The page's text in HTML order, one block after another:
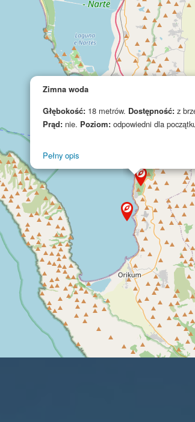
Zimna woda
Głębokość: 18 metrów. Dostępność: z
Prąd: nie. Poziom: odpowiedni dla
Pełny opis